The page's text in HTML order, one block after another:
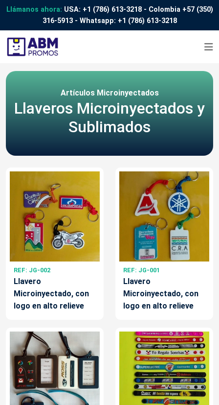
Llámanos ahora: USA: +1 (786) 613-3218- Colombia +57 (350)
316-5913- Whatsapp: +1 (786) 613-3218
Artículos Microinyectados
Llaveros Microinyectados y
Sublimados
REF: JG-002
Llavero
Microinyectado, con
logo en alto relieve
REF: JG-001
Llavero
Microinyectado, con
logo en alto relieve